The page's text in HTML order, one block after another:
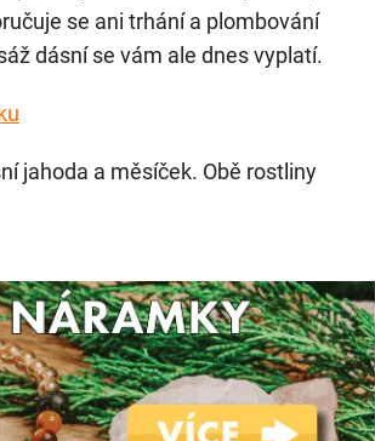
se ani trhání a plombování
dásní se vám ale dnes vyplatí.
jahoda a měsíček. Obě rostliny